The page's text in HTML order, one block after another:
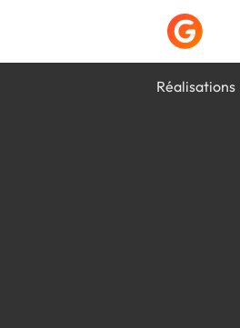
Réalisations